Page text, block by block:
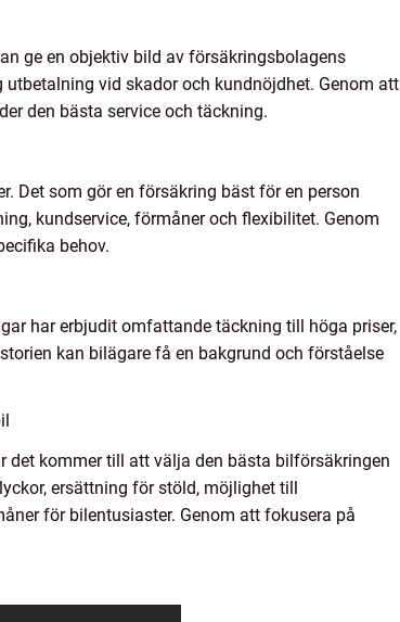
ge en objektiv bild av försäkringsbolagens
vid skador och kundnöjdhet. Genom att
den bästa service och täckning.
Det som gör en försäkring bäst för en person
kundservice, förmåner och flexibilitet. Genom
behov.
har erbjudit omfattande täckning till höga priser,
kan bilägare få en bakgrund och förståelse
det kommer till att välja den bästa bilförsäkringen
ersättning för stöld, möjlighet till
för bilentusiaster. Genom att fokusera på